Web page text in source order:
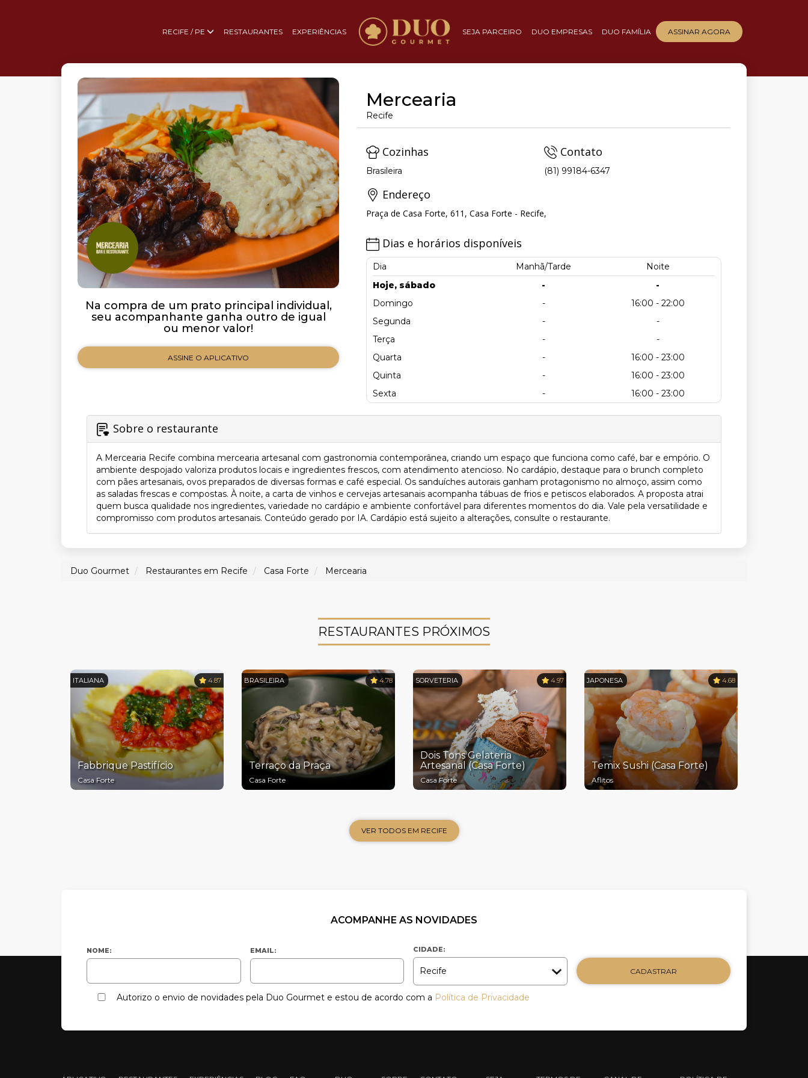
RECIFE / PE RESTAURANTES EXPERIÊNCIAS SEJA PARCEIRO DUO EMPRESAS DUO FAMÍLIA ASSINAR AGORA
Na compra de um prato principal individual,
seu acompanhante ganha outro de igual
ou menor valor!
ASSINE O APLICATIVO
Mercearia
Recife
Cozinhas
Brasileira
Contato
(81) 99184-6347
Endereço
Praça de Casa Forte, 611, Casa Forte - Recife,
Dias e horários disponíveis
Dia Manhã/Tarde
Noite
Hoje, sábado
-
-
Domingo
-
16:00 - 22:00
Segunda
-
-
Terça
-
-
Quarta
-
16:00 - 23:00
Quinta
-
16:00 - 23:00
Sexta
- 16:00 - 23:00
Sobre o restaurante
A Mercearia Recife combina mercearia artesanal com gastronomia contemporânea, criando um espaço que funciona como café, bar e empório. O
ambiente despojado valoriza produtos locais e ingredientes frescos, com atendimento atencioso. No cardápio, destaque para o brunch completo
com pães artesanais, ovos preparados de diversas formas e café especial. Os sanduíches autorais ganham protagonismo no almoço, assim como
as saladas frescas e compostas. À noite, a carta de vinhos e cervejas artesanais acompanha tábuas de frios e petiscos elaborados. A proposta atrai
quem busca qualidade nos ingredientes, variedade no cardápio e ambiente confortável para diferentes momentos do dia. Vale pela versatilidade e
compromisso com produtos artesanais. Conteúdo gerado por IA. Cardápio está sujeito a alterações, consulte o restaurante.
Duo Gourmet Restaurantes em Recife Casa Forte Mercearia
RESTAURANTES PRÓXIMOS
ITALIANA 4.87
Fabbrique Pastifício
Casa Forte
BRASILEIRA 4.78
Terraço da Praça
Casa Forte
SORVETERIA 4.97
Dois Tons Gelateria
Artesanal (Casa Forte)
Casa Forte
JAPONESA 4.68
Temix Sushi (Casa Forte)
Aflitos
VER TODOS EM RECIFE
ACOMPANHE AS NOVIDADES
NOME: EMAIL: CIDADE:
CADASTRAR
Autorizo o envio de novidades pela Duo Gourmet e estou de acordo com a Política de Privacidade